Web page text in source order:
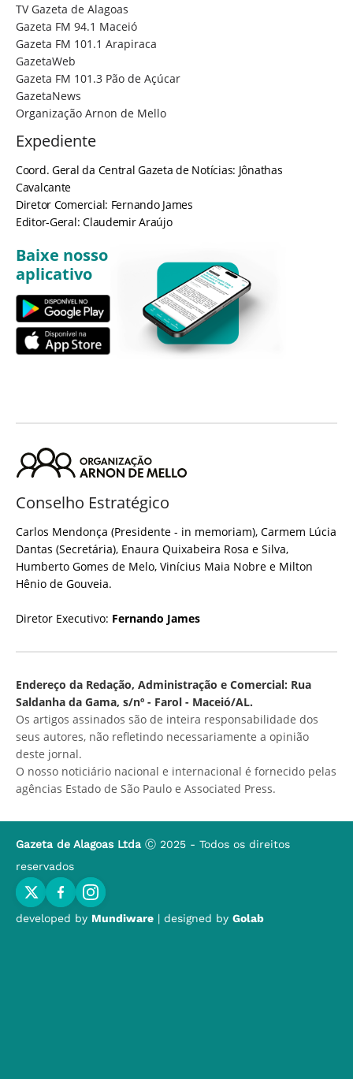
TV Gazeta de Alagoas
Gazeta FM 94.1 Maceió
Gazeta FM 101.1 Arapiraca
GazetaWeb
Gazeta FM 101.3 Pão de Açúcar
GazetaNews
Organização Arnon de Mello
Expediente
Coord. Geral da Central Gazeta de Notícias: Jônathas
Cavalcante
Diretor Comercial: Fernando James
Editor-Geral: Claudemir Araújo
Baixe nosso
aplicativo
Conselho Estratégico
Carlos Mendonça (Presidente - in memoriam), Carmem Lúcia
Dantas (Secretária), Enaura Quixabeira Rosa e Silva,
Humberto Gomes de Melo, Vinícius Maia Nobre e Milton
Hênio de Gouveia.
Diretor Executivo: Fernando James
Endereço da Redação, Administração e Comercial: Rua
Saldanha da Gama, s/nº - Farol - Maceió/AL.
Os artigos assinados são de inteira responsabilidade dos
seus autores, não refletindo necessariamente a opinião
deste jornal.
O nosso noticiário nacional e internacional é fornecido pelas
agências Estado de São Paulo e Associated Press.
Gazeta de Alagoas Ltda Ⓒ 2025 - Todos os direitos
reservados
developed by Mundiware | designed by Golab